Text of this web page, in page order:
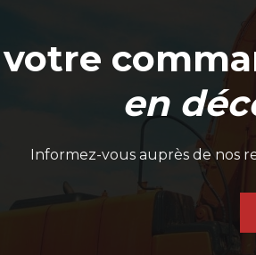
votre
en
Informez-vous auprès de nos